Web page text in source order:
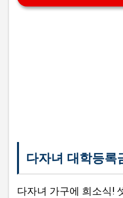
다자녀 대학등록
다자녀 가구에 희소식!